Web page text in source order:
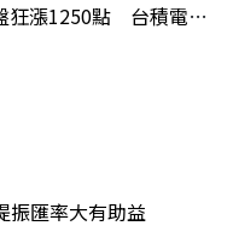
漲1250點 台積電領...
振匯率大有助益